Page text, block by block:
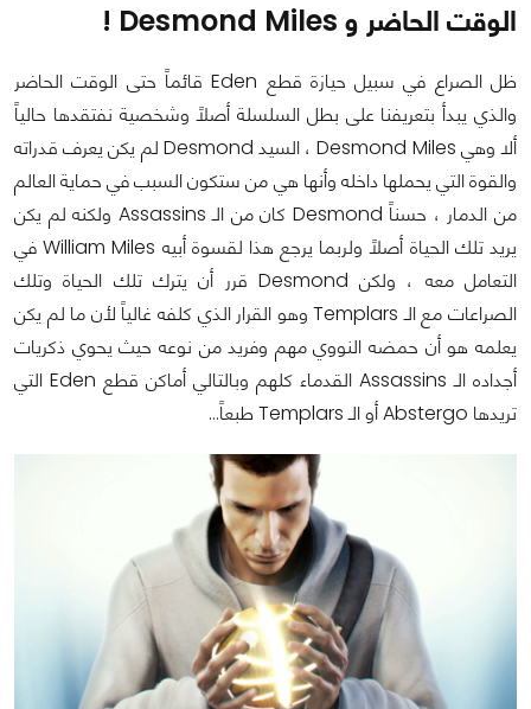
الوقت الحاضر و Desmond Miles !
ظل الصراع في سبيل حيازة قطع Eden قائماً حتى الوقت الحاضر
والذي يبدأ بتعريفنا على بطل السلسلة أصلاً وشخصية نفتقدها حالياً
ألا وهي Desmond Miles ، السيد Desmond لم يكن يعرف قدراته
والقوة التي يحملها داخله وأنها هي من ستكون السبب في حماية العالم
من الدمار ، حسناً Desmond كان من الـ Assassins ولكنه لم يكن
يريد تلك الحياة أصلاً ولربما يرجع هذا لقسوة أبيه William Miles في
التعامل معه ، ولكن Desmond قرر أن يترك تلك الحياة وتلك
الصراعات مع الـ Templars وهو القرار الذي كلفه غالياً لأن ما لم يكن
يعلمه هو أن حمضه النووي مهم وفريد من نوعه حيث يحوي ذكريات
أجداده الـ Assassins القدماء كلهم وبالتالي أماكن قطع Eden التي
تريدها Abstergo أو الـ Templars طبعاً…